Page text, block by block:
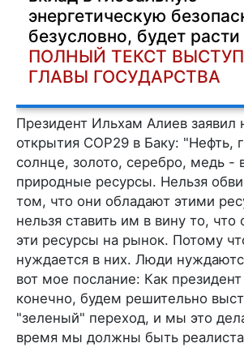
энергетическую
безусловно, будет расти
ПОЛНЫЙ ТЕКСТ
ГЛАВЫ ГОСУДАРСТВА
Президент Ильхам Алиев заявил
открытия СОР29 в Баку: "Нефть,
солнце, золото, серебро, медь -
природные ресурсы. Нельзя
том, что они обладают этими
нельзя ставить им в вину то, что
эти ресурсы на рынок. Потому
нуждается в них. Люди
вот мое послание: Как
конечно, будем решительно
"зеленый" переход, и мы это
время мы должны быть